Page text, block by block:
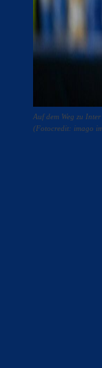
Auf dem Weg zu
(Fotocredit: imago